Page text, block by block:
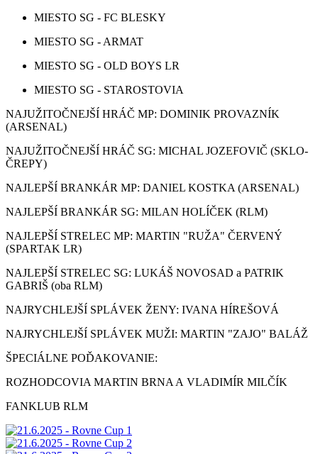
MIESTO SG - FC BLESKY
MIESTO SG - ARMAT
MIESTO SG - OLD BOYS LR
MIESTO SG - STAROSTOVIA
NAJUŽITOČNEJŠÍ HRÁČ MP: DOMINIK PROVAZNÍK
(ARSENAL)
NAJUŽITOČNEJŠÍ HRÁČ SG: MICHAL JOZEFOVIČ (SKLO-
ČREPY)
NAJLEPŠÍ BRANKÁR MP: DANIEL KOSTKA (ARSENAL)
NAJLEPŠÍ BRANKÁR SG: MILAN HOLÍČEK (RLM)
NAJLEPŠÍ STRELEC MP: MARTIN "RUŽA" ČERVENÝ
(SPARTAK LR)
NAJLEPŠÍ STRELEC SG: LUKÁŠ NOVOSAD a PATRIK
GABRIŠ (oba RLM)
NAJRYCHLEJŠÍ SPLÁVEK ŽENY: IVANA HÍREŠOVÁ
NAJRYCHLEJŠÍ SPLÁVEK MUŽI: MARTIN "ZAJO" BALÁŽ
ŠPECIÁLNE POĎAKOVANIE:
ROZHODCOVIA MARTIN BRNA A VLADIMÍR MILČÍK
FANKLUB RLM